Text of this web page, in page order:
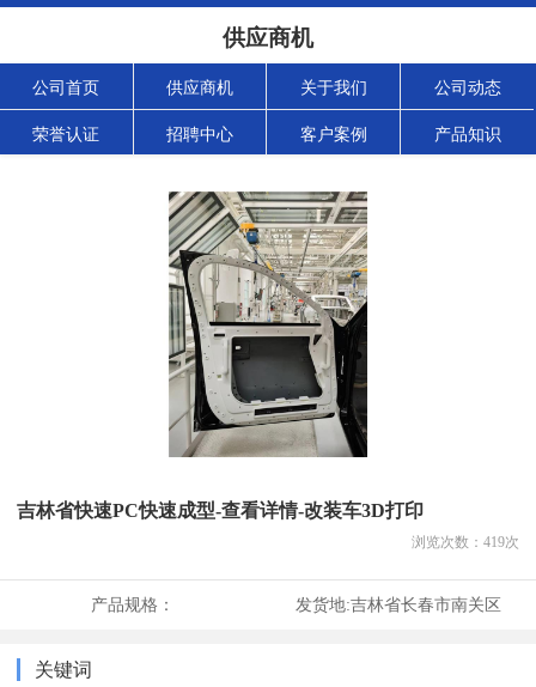
供应商机
公司首页 供应商机 关于我们 公司动态
荣誉认证 招聘中心 客户案例 产品知识
吉林省快速PC快速成型-查看详情-改装车3D打印
浏览次数： 419次
产品规格： 发货地:吉林省长春市南关区
关键词